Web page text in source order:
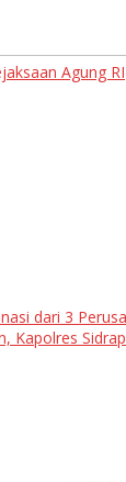
Agung RI
dari 3
Kapolres